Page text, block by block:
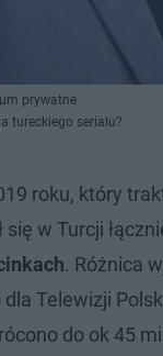
prywatne
tureckiego serialu?
roku, który
w Turcji
. Różnica
Telewizji
do ok 45